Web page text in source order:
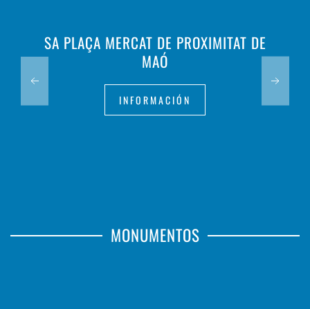
SA PLAÇA MERCAT DE PROXIMITAT DE
MAÓ
INFORMACIÓN
MONUMENTOS